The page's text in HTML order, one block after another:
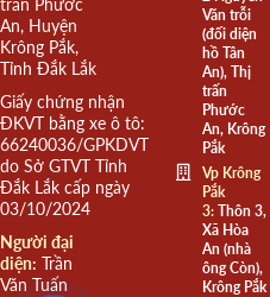
trấn Phước
An, Huyện
Krông Pắk,
Tỉnh Đắk Lắk
Giấy chứng nhận
ĐKVT bằng xe ô tô:
66240036/GPKDVT
do Sở GTVT Tỉnh
Đắk Lắk cấp ngày
03/10/2024
Người đại
diện: Trần
Văn Tuấn
Văn trỗi
(đối diện
hồ Tân
An), Thị
trấn
Phước
An, Krông
Pắk
Vp Krông
Pắk
3:Thôn 3,
Xã Hòa
An (nhà
ông Còn),
Krông Pắk